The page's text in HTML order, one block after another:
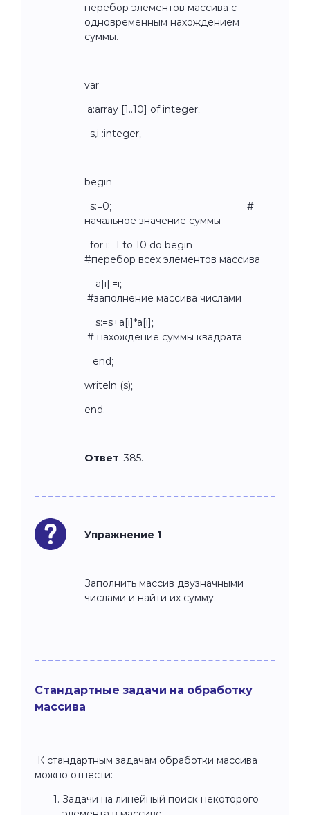
перебор элементов массива с
одновременным нахождением
суммы.
var
a:array [1..10] of integer;
s,i :integer;
begin
s:=0; #
начальное значение суммы
for i:=1 to 10 do begin
#перебор всех элементов массива
a[i]:=i;
#заполнение массива числами
s:=s+a[i]*a[i];
# нахождение суммы квадрата
end;
writeln (s);
end.
Ответ: 385.
Упражнение 1
Заполнить массив двузначными
числами и найти их сумму.
Стандартные задачи на обработку
массива
К стандартным задачам обработки массива
можно отнести:
Задачи на линейный поиск некоторого